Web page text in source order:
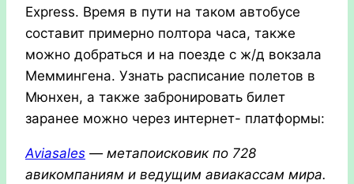
Express. Время в пути на таком автобусе
составит примерно полтора часа, также
можно добраться и на поезде с ж/д вокзала
Меммингена. Узнать расписание полетов в
Мюнхен, а также забронировать билет
заранее можно через интернет- платформы:
Aviasales — метапоисковик по 728
авикомпаниям и ведущим авиакассам мира.